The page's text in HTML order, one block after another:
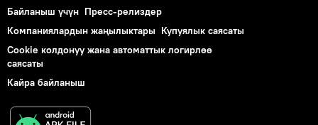
Байланыш үчүн Пресс-релиздер
Компаниялардын жаңылыктары Купуялык саясаты
Cookie колдонуу жана автоматтык логирлөө
саясаты
Кайра байланыш